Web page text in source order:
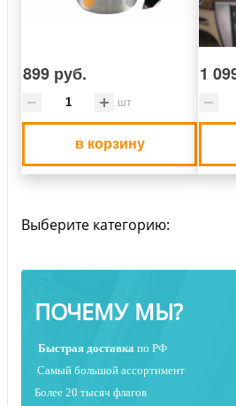
899 руб.
шт
в корзину
1
Выберите категорию:
ПОЧЕМУ МЫ?
Быстрая доставка по РФ
Самый большой ассортимент
Более 20 тысяч флагов